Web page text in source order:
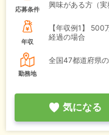
応募条件
興味がある方（実
年収
【年収例1】
500
経過の場合
勤務地
全国47都道府県
気になる